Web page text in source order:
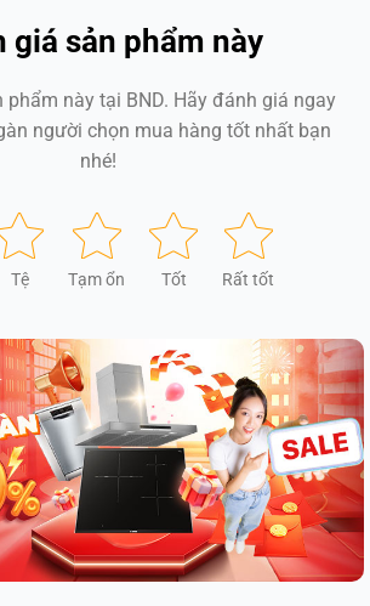
giá sản phẩm này
phẩm này tại BND. Hãy đánh giá ngay
người chọn mua hàng tốt nhất bạn
nhé!
Tệ Tạm ổn Tốt Rất tốt